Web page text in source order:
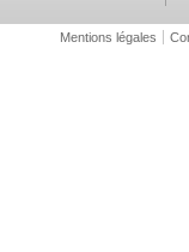
Mentions légales